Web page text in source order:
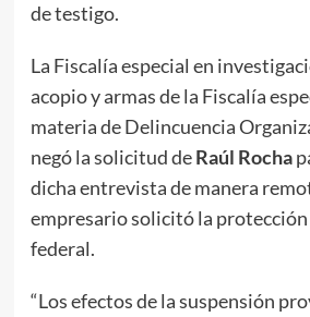
de testigo.
La Fiscalía especial en
acopio y armas de la Fiscalía
materia de Delincuencia
negó la solicitud deRaúl Rocha
dicha entrevista de manera
empresario solicitó la
federal.
“Los efectos de la suspensión